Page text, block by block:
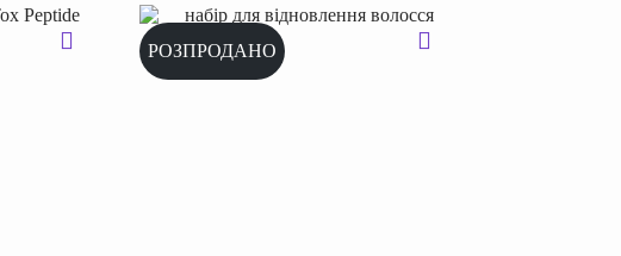
РОЗПРОДАНО